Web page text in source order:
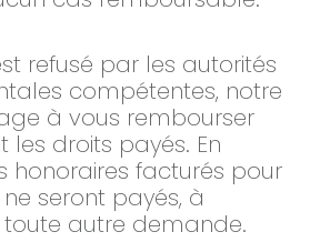
refusé par les autorités
compétentes, notre
à vous rembourser
les droits payés. En
honoraires facturés pour
seront payés, à
toute autre demande.